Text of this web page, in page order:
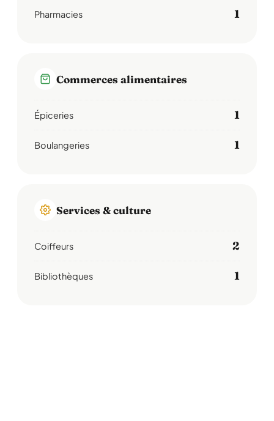
Pharmacies 1
Commerces alimentaires
Épiceries 1
Boulangeries 1
Services & culture
Coiffeurs 2
Bibliothèques 1